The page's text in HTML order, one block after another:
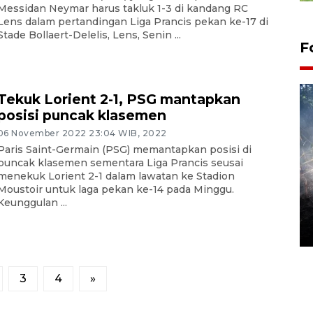
Neymar harus takluk 1-3 di kandang RC
dalam pertandingan Liga Prancis pekan ke-17 di
Bollaert-Delelis, Lens, Senin ...
Lorient 2-1, PSG mantapkan
puncak klasemen
November 2022 23:04 WIB, 2022
Saint-Germain (PSG) memantapkan posisi di
klasemen sementara Liga Prancis seusai
Lorient 2-1 dalam lawatan ke Stadion
untuk laga pekan ke-14 pada Minggu.
...
3 4 »
Alokasi anggaran untuk bibit